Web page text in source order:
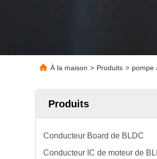
À la maison > Produits > pompe
Produits
Conducteur Board de BLDC
Conducteur IC de moteur de